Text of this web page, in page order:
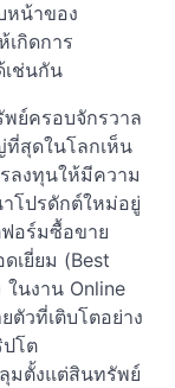
หน้าของ
เกิดการ
เช่นกัน
ย์ครอบจักรวาล
ที่สุดในโลกเห็น
ลงทุนให้มีความ
โปรดักต์ใหม่อยู่
ฟอร์มซื้อขาย
เยี่ยม (Best
นงาน Online
ตัวที่เติบโตอย่าง
โต
มตั้งแต่สินทรัพย์